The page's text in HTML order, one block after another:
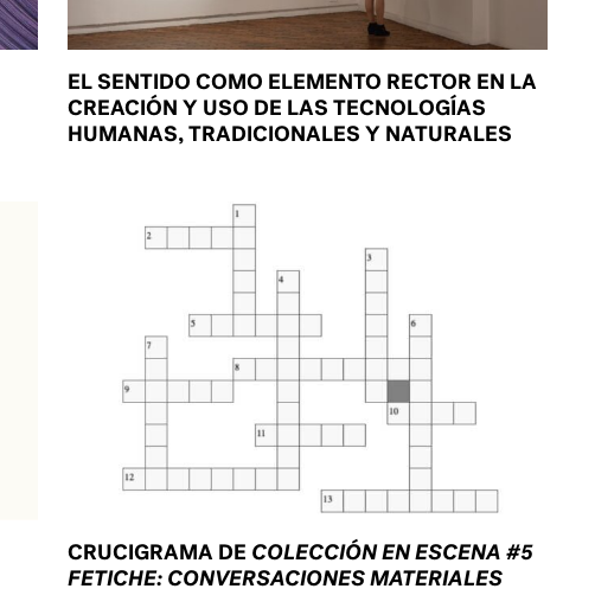
EL SENTIDO COMO ELEMENTO RECTOR EN LA
CREACIÓN Y USO DE LAS TECNOLOGÍAS
HUMANAS, TRADICIONALES Y NATURALES
CRUCIGRAMA DE COLECCIÓN EN ESCENA #5
FETICHE: CONVERSACIONES MATERIALES